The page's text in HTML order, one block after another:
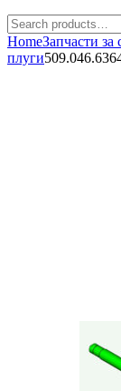
Search
for:
HomeЗапчасти
плуги